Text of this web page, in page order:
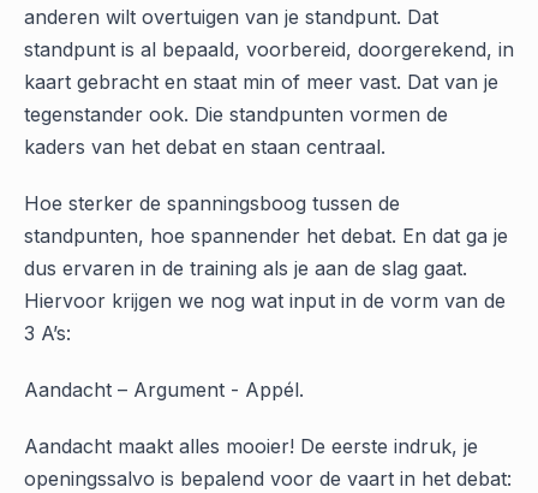
anderen wilt overtuigen van je standpunt. Dat
standpunt is al bepaald, voorbereid, doorgerekend, in
kaart gebracht en staat min of meer vast. Dat van je
tegenstander ook. Die standpunten vormen de
kaders van het debat en staan centraal.
Hoe sterker de spanningsboog tussen de
standpunten, hoe spannender het debat. En dat ga je
dus ervaren in de training als je aan de slag gaat.
Hiervoor krijgen we nog wat input in de vorm van de
3 A’s:
Aandacht – Argument - Appél.
Aandacht maakt alles mooier! De eerste indruk, je
openingssalvo is bepalend voor de vaart in het debat: